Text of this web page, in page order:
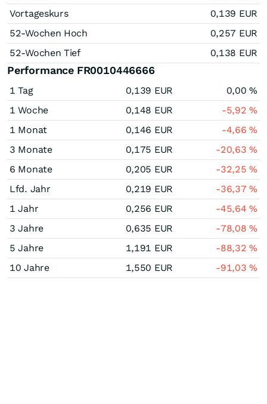
Vortageskurs
0,139 EUR
52-Wochen Hoch
0,257 EUR
52-Wochen Tief
0,138 EUR
Performance FR0010446666
1 Tag 0,139 EUR 0,00%
1 Woche
0,148 EUR -5,92%
1 Monat
0,146 EUR -4,66%
3 Monate
0,175 EUR -20,63%
6 Monate
0,205 EUR -32,25%
Lfd. Jahr
0,219 EUR -36,37%
1 Jahr
0,256 EUR -45,64%
3 Jahre
0,635 EUR -78,08%
5 Jahre
1,191 EUR -88,32%
10 Jahre
1,550 EUR -91,03%